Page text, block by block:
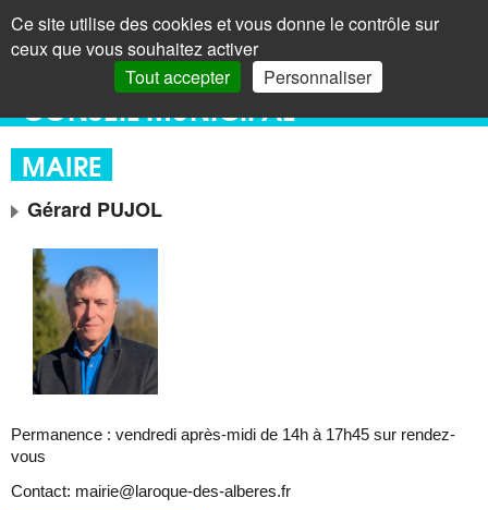
< Menu
LAROQUE
DES ALBÈRES
CONSEIL MUNICIPAL
MAIRE
Gérard PUJOL
Permanence : vendredi après-midi de 14h à 17h45 sur rendez-
vous
Contact: mairie@laroque-des-alberes.fr
Ce site utilise des cookies et vous donne le contrôle sur
ceux que vous souhaitez activer
Tout accepter
Personnaliser